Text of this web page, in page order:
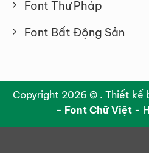
Font Thư Pháp
Font Bất Động Sản
Copyright 2026 © . Thiết kế
- Font Chữ Việt-